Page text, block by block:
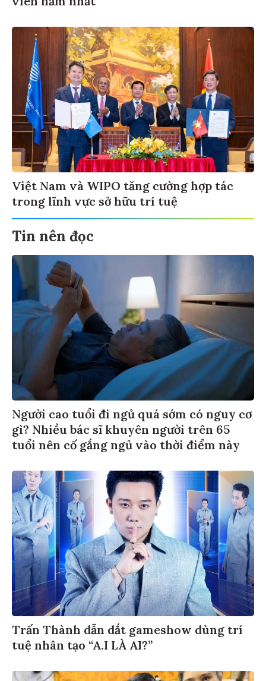
Việt Nam và WIPO tăng cường hợp tác
trong lĩnh vực sở hữu trí tuệ
Tin nên đọc
Người cao tuổi đi ngủ quá sớm có nguy cơ
gì? Nhiều bác sĩ khuyên người trên 65
tuổi nên cố gắng ngủ vào thời điểm này
Trấn Thành dẫn dắt gameshow dùng trí
tuệ nhân tạo “A.I LÀ AI?”